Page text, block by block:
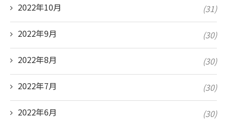
2022年10月 (31)
2022年9月 (30)
2022年8月 (30)
2022年7月 (30)
2022年6月 (30)